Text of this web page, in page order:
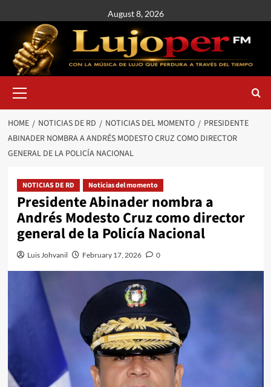
August 8, 2026
HOME NOTICIAS DE RD NOTICIAS DEL MOMENTO
PRESIDENTE
ABINADER NOMBRA A ANDRÉS MODESTO CRUZ COMO DIRECTOR
GENERAL DE LA POLICÍA NACIONAL
NOTICIAS DE RD Noticias del momento
Presidente Abinader nombra a
Andrés Modesto Cruz como director
general de la Policía Nacional
Luis Johvanil February 17, 2026 0